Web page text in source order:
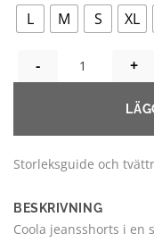
L M S XL
NINA JEANSSHORTS -
Storleksguide och
BESKRIVNING
Coola jeansshorts i en